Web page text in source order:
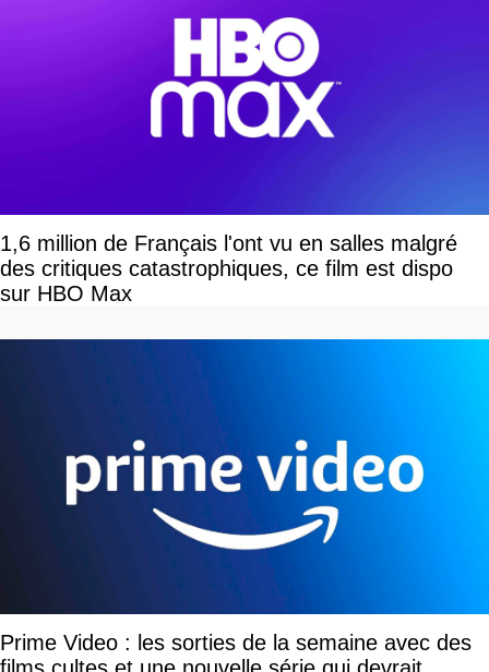
1,6 million de Français l'ont vu en salles malgré
des critiques catastrophiques, ce film est dispo
sur HBO Max
Prime Video : les sorties de la semaine avec des
films cultes et une nouvelle série qui devrait